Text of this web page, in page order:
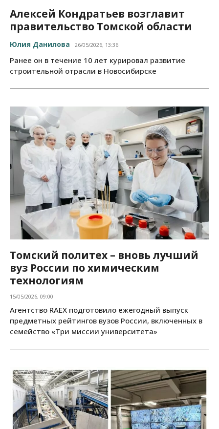
Алексей Кондратьев возглавит
правительство Томской области
Юлия Данилова 26/05/2026, 13:36
Ранее он в течение 10 лет курировал развитие
строительной отрасли в Новосибирске
Томский политех – вновь лучший
вуз России по химическим
технологиям
15/05/2026, 09:00
Агентство RAEX подготовило ежегодный выпуск
предметных рейтингов вузов России, включенных в
семейство «Три миссии университета»